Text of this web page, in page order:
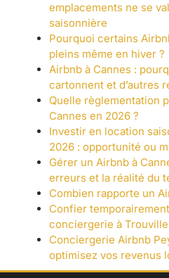
emplacements ne se
saisonnière
Pourquoi certains
pleins même en hiver ?
Airbnb à Cannes :
cartonnent et d’autres
Quelle règlementation
Cannes en 2026 ?
Investir en location
2026 : opportunité ou
Gérer un Airbnb à
erreurs et la réalité du
Combien rapporte un
Confier
conciergerie à Trouville
Conciergerie Airbnb
optimisez vos revenus